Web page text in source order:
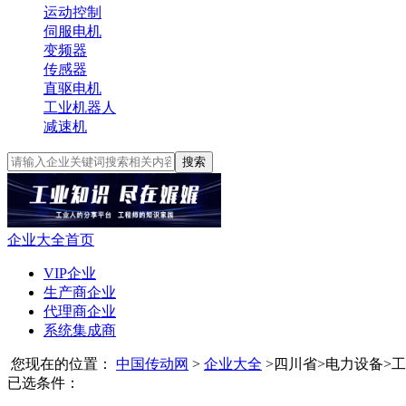
运动控制
伺服电机
变频器
传感器
直驱电机
工业机器人
减速机
搜索
企业大全首页
VIP企业
生产商企业
代理商企业
系统集成商
您现在的位置： 中国传动网 > 企业大全 >四川省>电力设备>
已选条件：